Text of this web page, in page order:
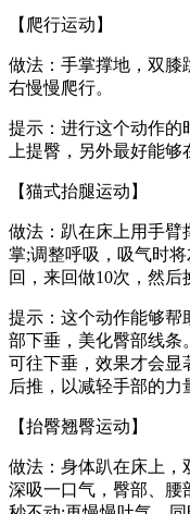
【爬行运动】
做法：手掌撑地，双膝
右慢慢爬行。
提示：进行这个动作的
上提臀，另外最好能
【猫式抬腿运动】
做法：趴在床上用手臂
掌;调整呼吸，吸气时
回，来回做10次，然后
提示：这个动作能够帮
部下垂，美化臀部线条
可往下垂，效果才会显
后推，以减轻手部的力
【抬臀翘臀运动】
做法：身体趴在床上，
深吸一口气，臀部、腰